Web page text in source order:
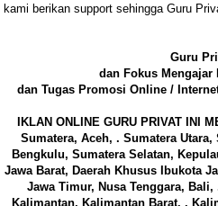
kami berikan support sehingga Guru
Guru
dan Fokus Mengajar
dan Tugas Promosi Online /
IKLAN ONLINE GURU PRIVAT INI
Sumatera, Aceh, . Sumatera
Bengkulu, Sumatera Selatan,
Jawa Barat, Daerah Khusus Ibukota
Jawa Timur, Nusa Tenggara,
Kalimantan, Kalimantan Barat, .